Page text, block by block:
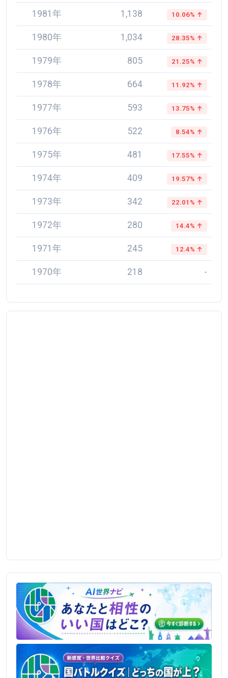
1981年 1,138 10.06% ↑
1980年 1,034 28.35% ↑
1979年 805 21.25% ↑
1978年 664 11.92% ↑
1977年 593 13.75% ↑
1976年 522 8.54% ↑
1975年 481 17.55% ↑
1974年 409 19.57% ↑
1973年 342 22.01% ↑
1972年 280 14.4% ↑
1971年 245 12.4% ↑
1970年 218 -